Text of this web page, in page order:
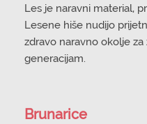
Les je naravni material,
Lesene hiše nudijo
zdravo naravno okolje
generacijam.
Brunarice